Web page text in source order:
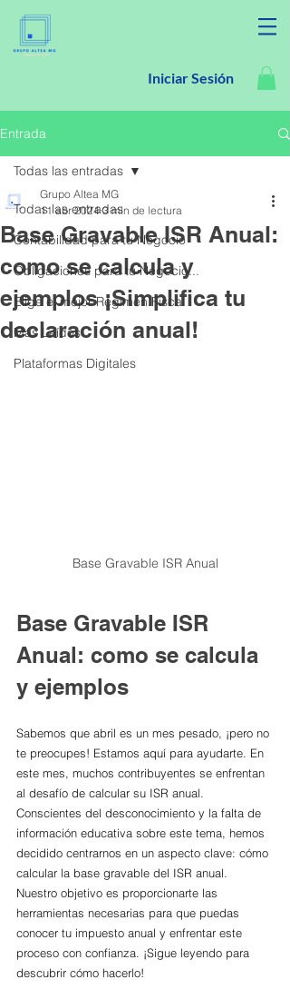
Iniciar Sesión
Entrada
Todas las entradas
Contabilidad para tu Negocio
Obligaciones para tu Negocio...
Elige el mejor Régimen Fiscal
Más Leídos
Plataformas Digitales
Todas las entradas
Base Gravable ISR Anual:
como se calcula y
ejemplos ¡Simplifica tu
declaración anual!
Grupo Altea MG
11 abr 2024 3 min de lectura
Base Gravable ISR Anual
Base Gravable ISR
Anual: como se calcula
y ejemplos
Sabemos que abril es un mes pesado, ¡pero no
te preocupes! Estamos aquí para ayudarte. En
este mes, muchos contribuyentes se enfrentan
al desafío de calcular su ISR anual.
Conscientes del desconocimiento y la falta de
información educativa sobre este tema, hemos
decidido centrarnos en un aspecto clave: cómo
calcular la base gravable del ISR anual.
Nuestro objetivo es proporcionarte las
herramientas necesarias para que puedas
conocer tu impuesto anual y enfrentar este
proceso con confianza. ¡Sigue leyendo para
descubrir cómo hacerlo!